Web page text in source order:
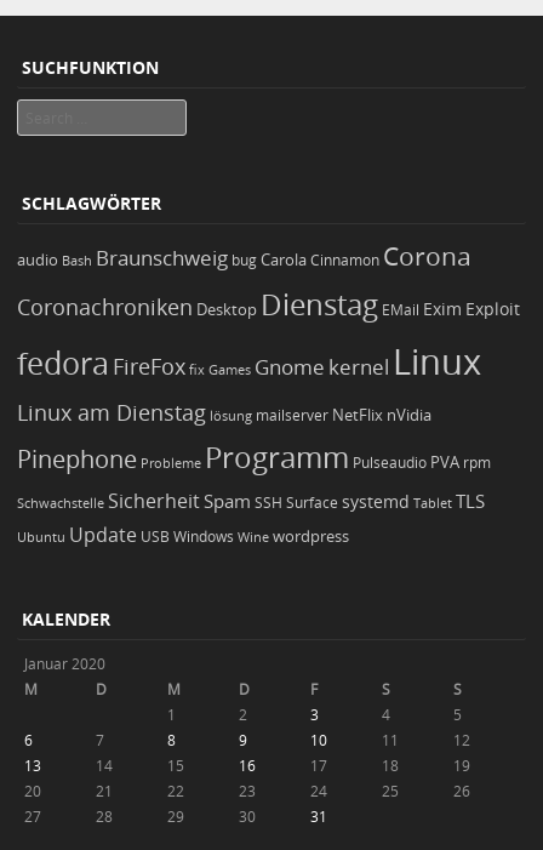
SUCHFUNKTION
SCHLAGWÖRTER
audio Bash Braunschweig bugCarola Cinnamon Corona
Coronachroniken Desktop Dienstag EMail Exim Exploit
fedora FireFox fix Games Gnome kernel Linux
Linux am Dienstag lösung mailserver NetFlix nVidia
Pinephone Probleme Programm Pulseaudio PVA rpm
Schwachstelle Sicherheit Spam SSH Surface systemd Tablet TLS
Ubuntu Update USB Windows Wine wordpress
KALENDER
Januar 2020
M
D M D F S
S
1
2 3 4
5
6
7 8 9 10 11
12
13
14 15 16 17 18
19
20
21 22 23 24 25
26
27
28 29 30 31